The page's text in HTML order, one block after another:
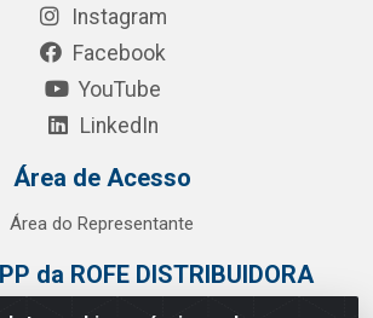
Instagram
Facebook
YouTube
LinkedIn
Área de Acesso
Área do Representante
da ROFE DISTRIBUIDORA